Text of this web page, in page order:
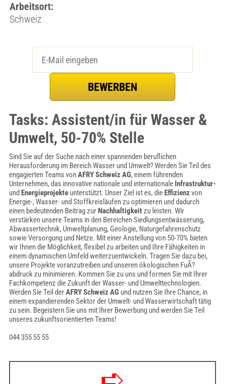
Arbeitsort:
Schweiz
Tasks: Assistent/in für Wasser &
Umwelt, 50-70% Stelle
Sind Sie auf der Suche nach einer spannenden beruflichen
Herausforderung im Bereich Wasser und Umwelt? Werden Sie Teil des
engagierten Teams vonAFRY Schweiz AG, einem führenden
Unternehmen, das innovative nationale und internationale Infrastruktur-
und Energieprojekteunterstützt. Unser Ziel ist es, dieEffizienzvon
Energie-, Wasser- und Stoffkreisläufen zu optimieren und dadurch
einen bedeutenden Beitrag zurNachhaltigkeitzu leisten. Wir
verstärken unsere Teams in den Bereichen Siedlungsentwässerung,
Abwassertechnik, Umweltplanung, Geologie, Naturgefahrenschutz
sowie Versorgung und Netze. Mit einer Anstellung von 50-70% bieten
wir Ihnen die Möglichkeit, flexibel zu arbeiten und Ihre Fähigkeiten in
einem dynamischen Umfeld weiterzuentwickeln. Tragen Sie dazu bei,
unsere Projekte voranzutreiben und unseren ökologischen FuÃ?
abdruck zu minimieren. Kommen Sie zu uns und formen Sie mit Ihrer
Fachkompetenz die Zukunft der Wasser- und Umwelttechnologien.
Werden Sie Teil derAFRY Schweiz AG und nutzen Sie Ihre Chance, in
einem expandierenden Sektor der Umwelt- und Wasserwirtschaft tätig
zu sein. Begeistern Sie uns mit Ihrer Bewerbung und werden Sie Teil
unseres zukunftsorientierten Teams!
044 355 55 55